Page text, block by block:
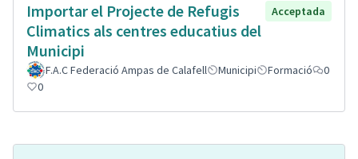
Importar el Projecte de Refugis
Climatics als centres educatius del
Municipi
Acceptada
F.A.C Federació Ampas de Calafell Municipi Formació
0
0